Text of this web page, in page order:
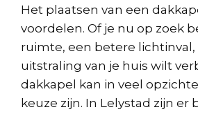
Het plaatsen van een
voordelen. Of je nu op zoek
ruimte, een betere
uitstraling van je huis wilt
dakkapel kan in veel
keuze zijn. In Lelystad zijn er